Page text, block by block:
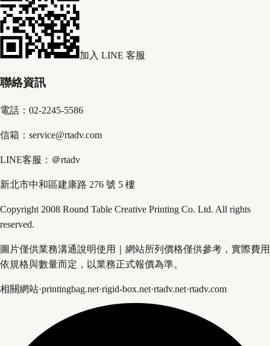
加入 LINE 客服
聯絡資訊
電話：02-2245-5586
信箱：service@rtadv.com
LINE客服：＠rtadv
新北市中和區建康路 276 號 5 樓
Copyright 2008 Round Table Creative Printing Co. Ltd. All rights
reserved.
圖片僅供業務溝通說明使用｜網站所列價格僅供參考，實際費用
依規格與數量而定，以業務正式報價為準。
相關網站·printingbag.net·rigid-box.net·rtadv.net·rtadv.com